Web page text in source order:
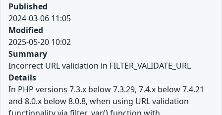
Published
2024-03-06 11:05
Modified
2025-05-20 10:02
Summary
Incorrect URL validation in FILTER_VALIDATE_URL
Details
In PHP versions 7.3.x below 7.3.29, 7.4.x below 7.4.21
and 8.0.x below 8.0.8, when using URL validation